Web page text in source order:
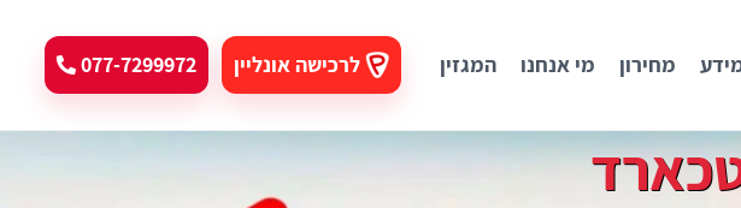
מחירון מי אנחנו המגזין לרכישה אונליין 077-7299972